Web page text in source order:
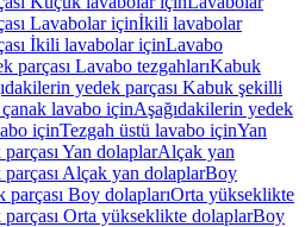
Lavabolar içinİkili lavabolar
İkili lavabolar içinLavabo
parçası Lavabo tezgahlarıKabuk
yedek parçası Kabuk şekilli
lavabo içinAşağıdakilerin yedek
içinTezgah üstü lavabo içinYan
Yan dolaplarAlçak yan
Alçak yan dolaplarBoy
parçası Boy dolaplarıOrta yükseklikte
Orta yükseklikte dolaplarBoy